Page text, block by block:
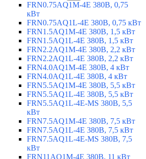
FRN0.75AQ1M-4E 380В, 0,75
кВт
FRN0.75AQ1L-4E 380В, 0,75 кВт
FRN1.5AQ1M-4E 380В, 1,5 кВт
FRN1.5AQ1L-4E 380В, 1,5 кВт
FRN2.2AQ1M-4E 380В, 2,2 кВт
FRN2.2AQ1L-4E 380В, 2,2 кВт
FRN4.0AQ1M-4E 380В, 4 кВт
FRN4.0AQ1L-4E 380В, 4 кВт
FRN5.5AQ1M-4E 380В, 5,5 кВт
FRN5.5AQ1L-4E 380В, 5,5 кВт
FRN5.5AQ1L-4E-MS 380В, 5,5
кВт
FRN7.5AQ1M-4E 380В, 7,5 кВт
FRN7.5AQ1L-4E 380В, 7,5 кВт
FRN7.5AQ1L-4E-MS 380В, 7,5
кВт
FRN11AQ1M-4E 380В, 11 кВт